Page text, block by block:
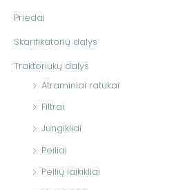
Priedai
Skarifikatorių dalys
Traktoriukų dalys
Atraminiai ratukai
Filtrai
Jungikliai
Peiliai
Peilių laikikliai